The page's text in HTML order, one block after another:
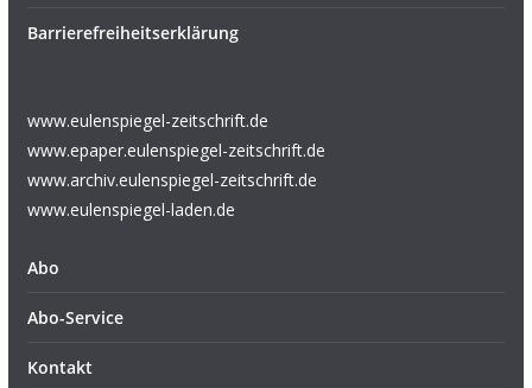
Barrierefreiheitserklärung
www.eulenspiegel-zeitschrift.de
www.epaper.eulenspiegel-zeitschrift.de
www.archiv.eulenspiegel-zeitschrift.de
www.eulenspiegel-laden.de
Abo
Abo-Service
Kontakt